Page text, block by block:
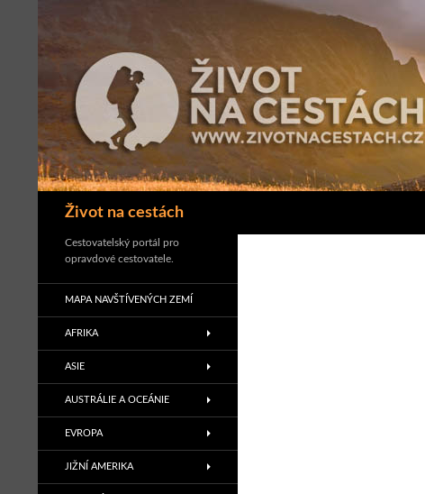
Život na cestách
Hledat
Cestovatelský portál pro
opravdové cestovatele.
MAPA NAVŠTÍVENÝCH ZEMÍ
AFRIKA
ASIE
AUSTRÁLIE A OCEÁNIE
EVROPA
JIŽNÍ AMERIKA